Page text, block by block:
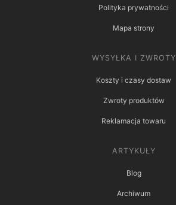
Polityka prywatności
Mapa strony
WYSYŁKA I ZWROTY
Koszty i czasy dostaw
Zwroty produktów
Reklamacja towaru
ARTYKUŁY
Blog
Archiwum